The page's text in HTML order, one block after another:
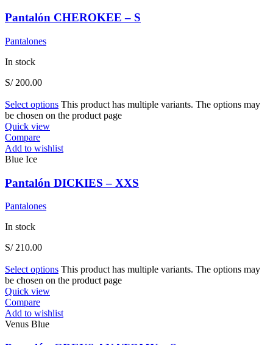
Pantalón CHEROKEE – S
Pantalones
In stock
S/200.00
Select options This product has multiple variants. The options may
be chosen on the product page
Quick view
Compare
Add to wishlist
Blue Ice
Pantalón DICKIES – XXS
Pantalones
In stock
S/210.00
Select options This product has multiple variants. The options may
be chosen on the product page
Quick view
Compare
Add to wishlist
Venus Blue